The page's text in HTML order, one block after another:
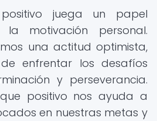
juega un papel
motivación personal.
una actitud optimista,
enfrentar los desafíos
y perseverancia.
positivo nos ayuda a
en nuestras metas y